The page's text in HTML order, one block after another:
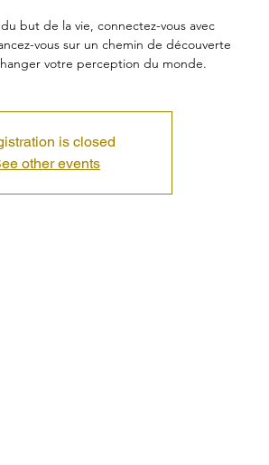
but de la vie, connectez-vous avec
vous sur un chemin de découverte
votre perception du monde.
is closed
other events